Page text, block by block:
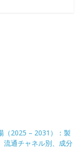
（2025 – 2031）：製
流通チャネル別、成分